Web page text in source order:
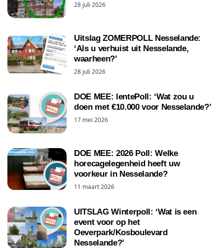
28 juli 2026
Uitslag ZOMERPOLL Nesselande:
‘Als u verhuist uit Nesselande,
waarheen?’
28 juli 2026
DOE MEE: lentePoll: ‘Wat zou u
doen met €10.000 voor Nesselande?’
17 mei 2026
DOE MEE: 2026 Poll: Welke
horecagelegenheid heeft uw
voorkeur in Nesselande?
11 maart 2026
UITSLAG Winterpoll: ‘Wat is een
event voor op het
Oeverpark/Kosboulevard
Nesselande?’